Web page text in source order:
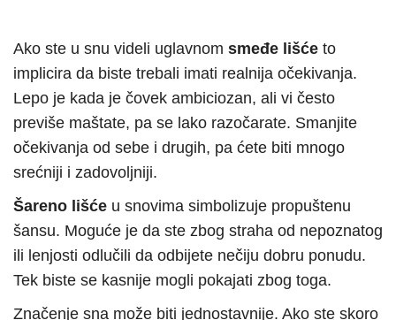
Ako ste u snu videli uglavnom smeđe lišće to
implicira da biste trebali imati realnija očekivanja.
Lepo je kada je čovek ambiciozan, ali vi često
previše maštate, pa se lako razočarate. Smanjite
očekivanja od sebe i drugih, pa ćete biti mnogo
srećniji i zadovoljniji.
Šareno lišće u snovima simbolizuje propuštenu
šansu. Moguće je da ste zbog straha od nepoznatog
ili lenjosti odlučili da odbijete nečiju dobru ponudu.
Tek biste se kasnije mogli pokajati zbog toga.
Značenje sna može biti jednostavnije. Ako ste skoro